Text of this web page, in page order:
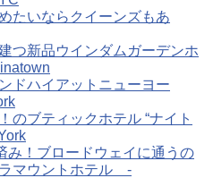
たいならクイーンズもあ
つ新品ウインダムガーデンホ
ドハイアットニューヨー
のブティックホテル “ナイト
み！ブロードウェイに通うの
マウントホテル -